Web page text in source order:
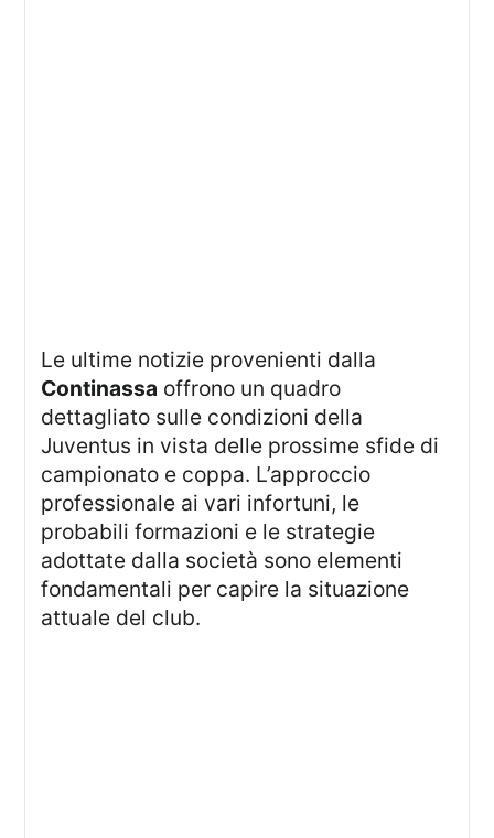
Le ultime notizie provenienti dalla
Continassa offrono un quadro
dettagliato sulle condizioni della
Juventus in vista delle prossime sfide di
campionato e coppa. L’approccio
professionale ai vari infortuni, le
probabili formazioni e le strategie
adottate dalla società sono elementi
fondamentali per capire la situazione
attuale del club.